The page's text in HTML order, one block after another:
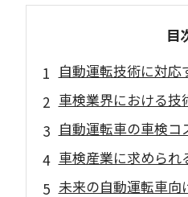
目
自動運転技術に対
車検業界における技
自動運転車の車検
車検産業に求められ
未来の自動運転車向